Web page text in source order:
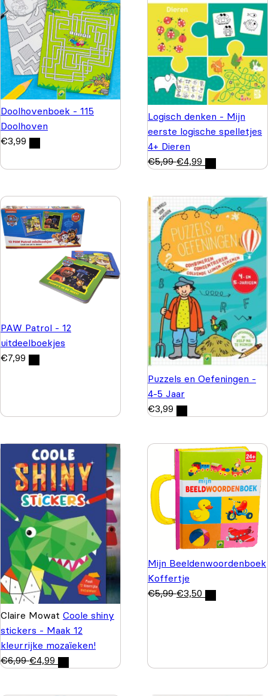
Doolhovenboek - 115
Doolhoven
€3,99
Logisch denken - Mijn
eerste logische spelletjes
4+ Dieren
€5,99 €4,99
PAW Patrol - 12
uitdeelboekjes
€7,99
Puzzels en Oefeningen -
4-5 Jaar
€3,99
Claire Mowat Coole shiny
stickers - Maak 12
kleurrijke mozaïeken!
€6,99 €4,99
Mijn Beeldenwoordenboek
Koffertje
€5,99 €3,50